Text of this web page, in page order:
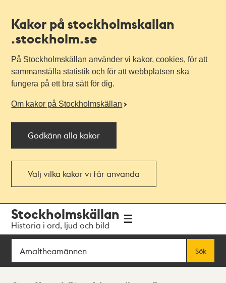
Kakor på stockholmskallan
.stockholm.se
På Stockholmskällan använder vi kakor, cookies, för att
sammanställa statistik och för att webbplatsen ska
fungera på ett bra sätt för dig.
Om kakor på Stockholmskällan
Godkänn alla kakor
Välj vilka kakor vi får använda
navigationen
huvudinnehållet
Stockholmskällan
Historia i ord, ljud och bild
Sök
Sök